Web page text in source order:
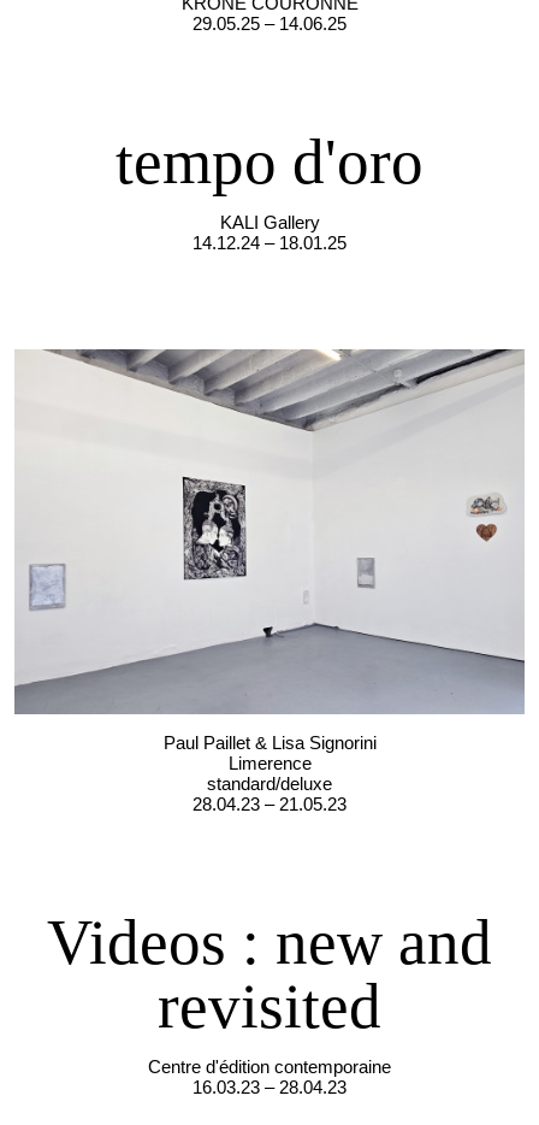
29.05.25 – 14.06.25
tempo d'oro
KALI Gallery
14.12.24 – 18.01.25
Paul Paillet & Lisa Signorini
Limerence
standard/deluxe
28.04.23 – 21.05.23
Videos : new and
revisited
Centre d'édition contemporaine
16.03.23 – 28.04.23